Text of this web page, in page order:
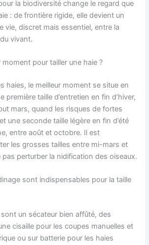
la biodiversité change le regard que
: de frontière rigide, elle devient un
vie, discret mais essentiel, entre la
vivant.
moment pour tailler une haie ?
haies, le meilleur moment se situe en
première taille d’entretien en fin d’hiver,
mars, quand les risques de fortes
une seconde taille légère en fin d’été
entre août et octobre. Il est
les grosses tailles entre mi-mars et
pas perturber la nidification des oiseaux.
sont indispensables pour la taille
un sécateur bien affûté, des
cisaille pour les coupes manuelles et
ou sur batterie pour les haies